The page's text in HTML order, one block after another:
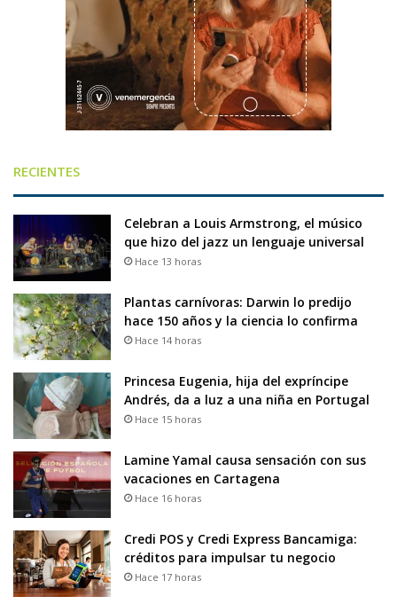
RECIENTES
Celebran a Louis Armstrong, el músico
que hizo del jazz un lenguaje universal
Hace 13 horas
Plantas carnívoras: Darwin lo predijo
hace 150 años y la ciencia lo confirma
Hace 14 horas
Princesa Eugenia, hija del expríncipe
Andrés, da a luz a una niña en Portugal
Hace 15 horas
Lamine Yamal causa sensación con sus
vacaciones en Cartagena
Hace 16 horas
Credi POS y Credi Express Bancamiga:
créditos para impulsar tu negocio
Hace 17 horas